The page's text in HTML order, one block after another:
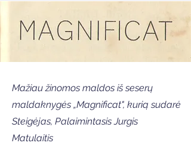
Mažiau žinomos maldos iš seserų
maldaknygės „Magnificat", kurią sudarė
Steigėjas, Palaimintasis Jurgis
Matulaitis